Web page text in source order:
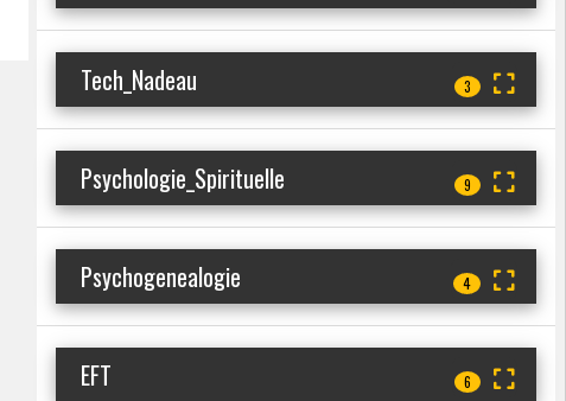
Tech_Nadeau 3
Psychologie_Spirituelle 9
Psychogenealogie 4
EFT 6